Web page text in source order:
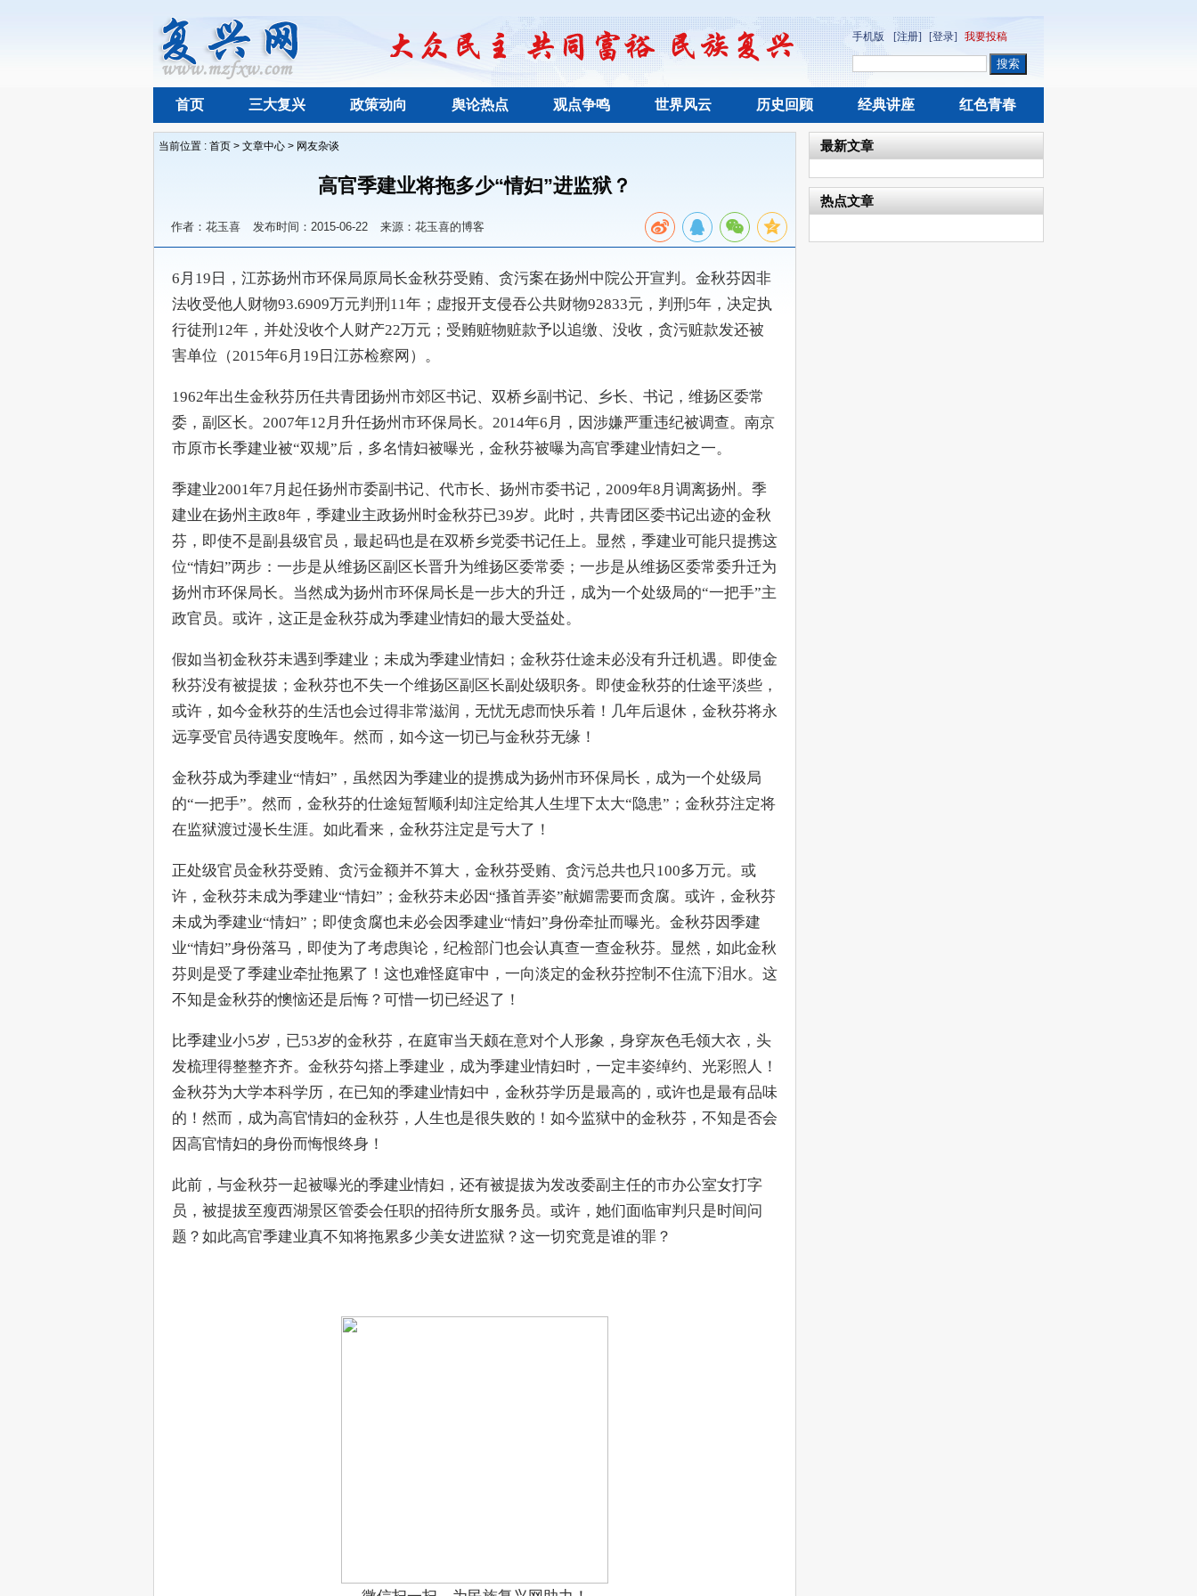
手机版 [注册] [登录] 我要投稿
首页 三大复兴 政策动向 舆论热点 观点争鸣 世界风云 历史回顾 经典讲座 红色青春
当前位置 : 首页 > 文章中心 > 网友杂谈
高官季建业将拖多少“情妇”进监狱？
作者：花玉喜 发布时间：2015-06-22 来源：花玉喜的博客
6月19日，江苏扬州市环保局原局长金秋芬受贿、贪污案在扬州中院公开宣判。金秋芬因非
法收受他人财物93.6909万元判刑11年；虚报开支侵吞公共财物92833元，判刑5年，决定执
行徒刑12年，并处没收个人财产22万元；受贿赃物赃款予以追缴、没收，贪污赃款发还被
害单位（2015年6月19日江苏检察网）。
1962年出生金秋芬历任共青团扬州市郊区书记、双桥乡副书记、乡长、书记，维扬区委常
委，副区长。2007年12月升任扬州市环保局长。2014年6月，因涉嫌严重违纪被调查。南京
市原市长季建业被“双规”后，多名情妇被曝光，金秋芬被曝为高官季建业情妇之一。
季建业2001年7月起任扬州市委副书记、代市长、扬州市委书记，2009年8月调离扬州。季
建业在扬州主政8年，季建业主政扬州时金秋芬已39岁。此时，共青团区委书记出迹的金秋
芬，即使不是副县级官员，最起码也是在双桥乡党委书记任上。显然，季建业可能只提携这
位“情妇”两步：一步是从维扬区副区长晋升为维扬区委常委；一步是从维扬区委常委升迁为
扬州市环保局长。当然成为扬州市环保局长是一步大的升迁，成为一个处级局的“一把手”主
政官员。或许，这正是金秋芬成为季建业情妇的最大受益处。
假如当初金秋芬未遇到季建业；未成为季建业情妇；金秋芬仕途未必没有升迁机遇。即使金
秋芬没有被提拔；金秋芬也不失一个维扬区副区长副处级职务。即使金秋芬的仕途平淡些，
或许，如今金秋芬的生活也会过得非常滋润，无忧无虑而快乐着！几年后退休，金秋芬将永
远享受官员待遇安度晚年。然而，如今这一切已与金秋芬无缘！
金秋芬成为季建业“情妇”，虽然因为季建业的提携成为扬州市环保局长，成为一个处级局
的“一把手”。然而，金秋芬的仕途短暂顺利却注定给其人生埋下太大“隐患”；金秋芬注定将
在监狱渡过漫长生涯。如此看来，金秋芬注定是亏大了！
正处级官员金秋芬受贿、贪污金额并不算大，金秋芬受贿、贪污总共也只100多万元。或
许，金秋芬未成为季建业“情妇”；金秋芬未必因“搔首弄姿”献媚需要而贪腐。或许，金秋芬
未成为季建业“情妇”；即使贪腐也未必会因季建业“情妇”身份牵扯而曝光。金秋芬因季建
业“情妇”身份落马，即使为了考虑舆论，纪检部门也会认真查一查金秋芬。显然，如此金秋
芬则是受了季建业牵扯拖累了！这也难怪庭审中，一向淡定的金秋芬控制不住流下泪水。这
不知是金秋芬的懊恼还是后悔？可惜一切已经迟了！
比季建业小5岁，已53岁的金秋芬，在庭审当天颇在意对个人形象，身穿灰色毛领大衣，头
发梳理得整整齐齐。金秋芬勾搭上季建业，成为季建业情妇时，一定丰姿绰约、光彩照人！
金秋芬为大学本科学历，在已知的季建业情妇中，金秋芬学历是最高的，或许也是最有品味
的！然而，成为高官情妇的金秋芬，人生也是很失败的！如今监狱中的金秋芬，不知是否会
因高官情妇的身份而悔恨终身！
此前，与金秋芬一起被曝光的季建业情妇，还有被提拔为发改委副主任的市办公室女打字
员，被提拔至瘦西湖景区管委会任职的招待所女服务员。或许，她们面临审判只是时间问
题？如此高官季建业真不知将拖累多少美女进监狱？这一切究竟是谁的罪？
最新文章
热点文章